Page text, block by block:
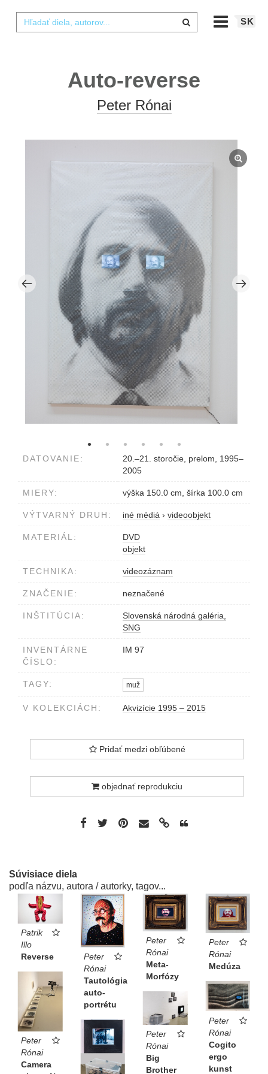
SK
Auto-reverse
Peter Rónai
DATOVANIE:
20.–21. storočie, prelom, 1995–
2005
MIERY: výška 150.0 cm, šírka 100.0 cm
VÝTVARNÝ DRUH: iné médiá › videoobjekt
MATERIÁL:
DVD
objekt
TECHNIKA: videozáznam
ZNAČENIE: neznačené
INŠTITÚCIA:
Slovenská národná galéria,
SNG
INVENTÁRNE
ČÍSLO:
IM 97
TAGY: muž
V KOLEKCIÁCH: Akvizície 1995 – 2015
Pridať medzi obľúbené
objednať reprodukciu
Súvisiace diela
podľa názvu, autora / autorky, tagov...
Patrik
Illo
Reverse
Peter
Rónai
Tautológia
auto-
portrétu
Peter
Rónai
Meta-
Morfózy
Peter
Rónai
Medúza
Peter
Rónai
Camera
Peter
Rónai
Cogito
ergo
kunst
Peter
Rónai
Big
Brother